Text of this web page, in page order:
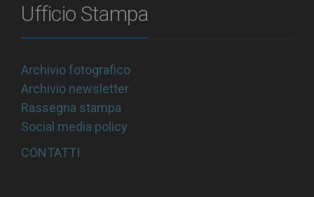
Ufficio Stampa
Archivio fotografico
Archivio newsletter
Rassegna stampa
Social media policy
CONTATTI